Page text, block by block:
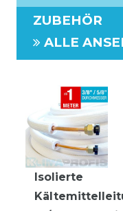
ZUBEHÖR
ALLE
Isolierte